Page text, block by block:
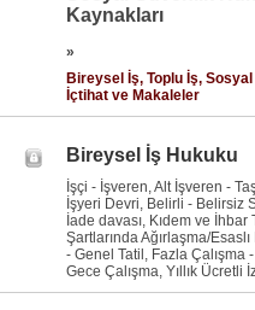
Kaynakları
»
Bireysel İş, Toplu İş,
İçtihat ve Makaleler
Bireysel İş Hukuku
İşçi - İşveren, Alt İşveren -
İşyeri Devri, Belirli - Belirsiz
İade davası, Kıdem ve İhbar
Şartlarında Ağırlaşma/
- Genel Tatil, Fazla Çalışma
Gece Çalışma, Yıllık Ücretli